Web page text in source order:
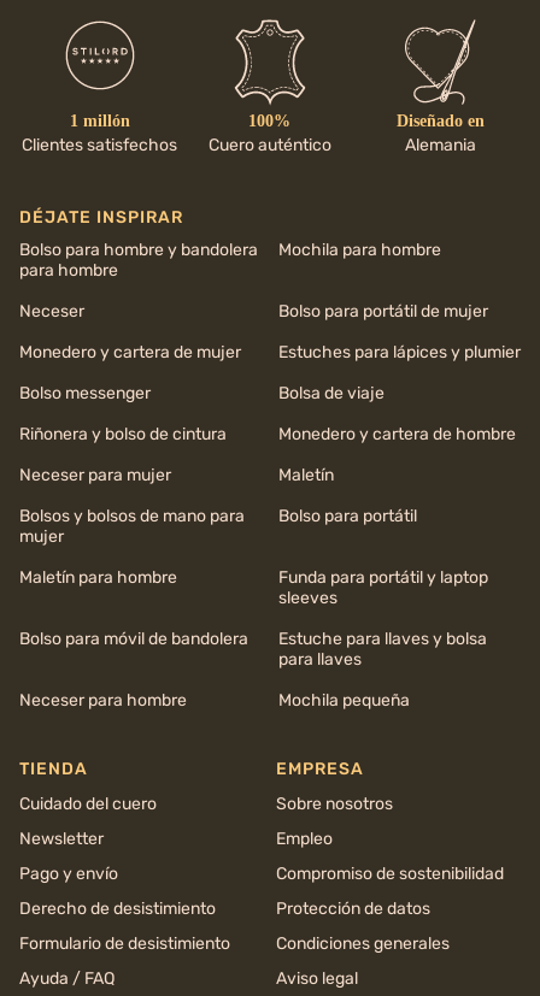
1 millón
Clientes satisfechos
100%
Cuero auténtico
Diseñado en
Alemania
DÉJATE INSPIRAR
Bolso para hombre y bandolera
para hombre
Mochila para hombre
Neceser
Bolso para portátil de mujer
Monedero y cartera de mujer
Estuches para lápices y plumier
Bolso messenger
Bolsa de viaje
Riñonera y bolso de cintura
Monedero y cartera de hombre
Neceser para mujer
Maletín
Bolsos y bolsos de mano para
mujer
Bolso para portátil
Maletín para hombre
Funda para portátil y laptop
sleeves
Bolso para móvil de bandolera
Estuche para llaves y bolsa
para llaves
Neceser para hombre
Mochila pequeña
TIENDA
Cuidado del cuero
Newsletter
Pago y envío
Derecho de desistimiento
Formulario de desistimiento
Ayuda / FAQ
EMPRESA
Sobre nosotros
Empleo
Compromiso de sostenibilidad
Protección de datos
Condiciones generales
Aviso legal